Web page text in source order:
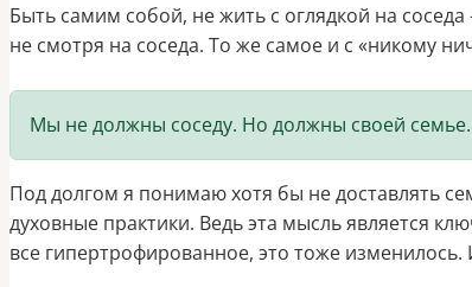
Быть самим собой, не жить с оглядкой на
не смотря на соседа. То же самое и с «никому
Мы не должны соседу. Но должны своей семье.
Под долгом я понимаю хотя бы не доставлять
духовные практики. Ведь эта мысль является
все гипертрофированное, это тоже